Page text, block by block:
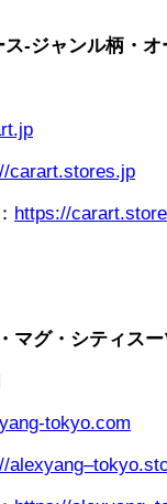
ス-ジャンル柄・
carart.stores.jp
https://
マグ・シティス
tokyo.com